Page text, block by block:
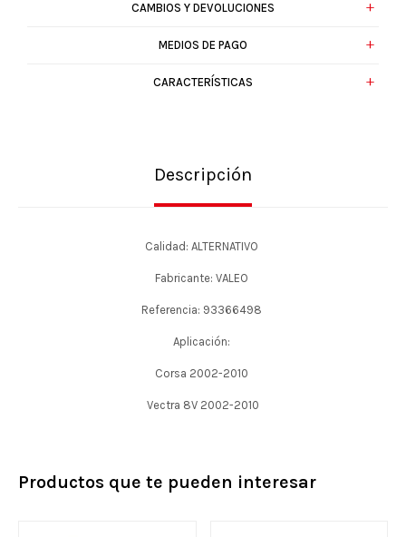
CAMBIOS Y DEVOLUCIONES
MEDIOS DE PAGO
CARACTERÍSTICAS
Descripción
Calidad: ALTERNATIVO
Fabricante: VALEO
Referencia: 93366498
Aplicación:
Corsa 2002-2010
Vectra 8V 2002-2010
Productos que te pueden interesar